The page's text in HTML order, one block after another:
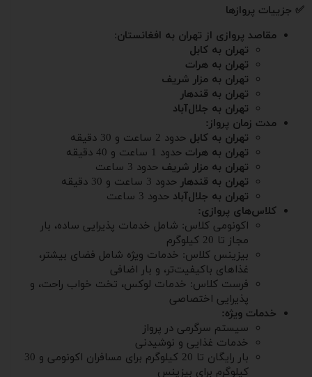
✅ جزییات پروازها
مقاصد پروازی از تهران به افغانستان:
تهران به کابل
تهران به هرات
تهران به مزار شریف
تهران به قندهار
تهران به جلال‌آباد
مدت زمان پرواز:
تهران به کابل حدود 2 ساعت و 30 دقیقه
تهران به هرات حدود 1 ساعت و 40 دقیقه
تهران به مزار شریف حدود 3 ساعت
تهران به قندهار حدود 3 ساعت و 30 دقیقه
تهران به جلال‌آباد حدود 3 ساعت
کلاس‌های پروازی:
اکونومی کلاس: شامل خدمات پذیرایی ساده، بار
مجاز تا 20 کیلوگرم
بیزینس کلاس: خدمات ویژه شامل فضای بیشتر،
غذاهای باکیفیت‌تر، و بار اضافی
فرست کلاس: خدمات لوکس، تخت خواب راحت، و
پذیرایی اختصاصی
خدمات ویژه:
سیستم سرگرمی در پرواز
خدمات غذایی و نوشیدنی
بار رایگان تا 20 کیلوگرم برای مسافران اکونومی و 30
کیلوگرم برای بیزینس